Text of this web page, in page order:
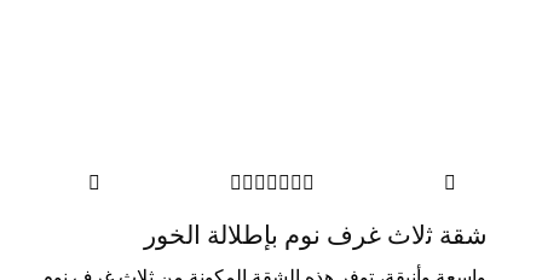

      

ﺷﻘﺔ ﺛلاث ﻏﺮف ﻧﻮم بإطلالة اﻟﺨﻮر